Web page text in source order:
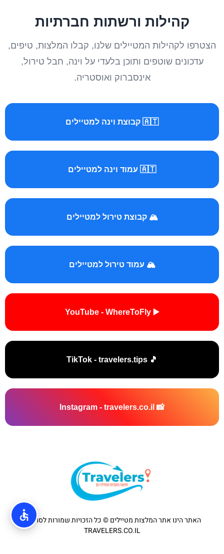
קהילות ורשתות חברתיות
הצטרפו לקהילות המטיילים שלנו, קבלו המלצות, טיפים,
עדכונים שוטפים ותוכן בלעדי על וינה, חבל טירול,
אינסברוק ואוסטריה.
🇦🇹 קבוצת וינה למטיילים
🇦🇹 עמוד וינה למטיילים
🏔️ קבוצת טירול למטיילים
🏔️ עמוד טירול למטיילים
▶️ YouTube - WhereToFly
🎵 TikTok - travelers.tips
📸 Instagram - travelers.co.il
האתר הינו אתר המלצות מטיילים © כל הזכויות שמורות לסוכנות
TRAVELERS.CO.IL